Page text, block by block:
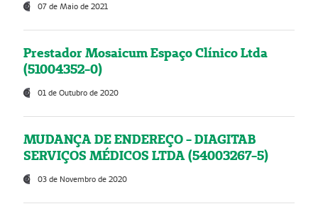
07 de Maio de 2021
Prestador Mosaicum Espaço Clínico Ltda
(51004352-0)
01 de Outubro de 2020
MUDANÇA DE ENDEREÇO - DIAGITAB
SERVIÇOS MÉDICOS LTDA (54003267-5)
03 de Novembro de 2020